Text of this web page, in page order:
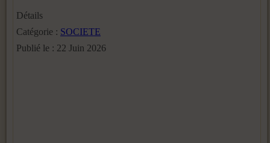
Détails
Catégorie : SOCIETE
Publié le : 22 Juin 2026